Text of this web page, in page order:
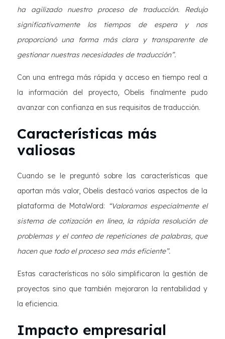
ha agilizado nuestro proceso de traducción. Redujo
significativamente los tiempos de espera y nos
proporcionó una forma más clara y transparente de
gestionar nuestras necesidades de traducción”.
Con una entrega más rápida y acceso en tiempo real a
la información del proyecto, Obelis finalmente pudo
avanzar con confianza en sus requisitos de traducción.
Características más
valiosas
Cuando se le preguntó sobre las características que
aportan más valor, Obelis destacó varios aspectos de la
plataforma de MotaWord:
“Valoramos especialmente el
sistema de cotización en línea, la rápida resolución de
problemas y el conteo de repeticiones de palabras, que
hacen que todo el proceso sea más eficiente”.
Estas características no sólo simplificaron la gestión de
proyectos sino que también mejoraron la rentabilidad y
la eficiencia.
Impacto empresarial